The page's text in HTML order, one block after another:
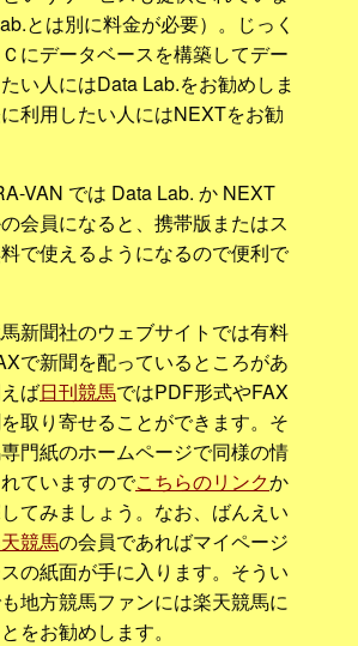
とは別に料金が必要）。じっく
にデータベースを構築してデー
い人にはData Lab.をお勧めしま
利用したい人にはNEXTをお勧
VAN では Data Lab. か NEXT
会員になると、携帯版またはス
で使えるようになるので便利で
新聞社のウェブサイトでは有料
で新聞を配っているところがあ
ば日刊競馬ではPDF形式やFAX
取り寄せることができます。そ
門紙のホームページで同様の情
ていますのでこちらのリンクか
てみましょう。なお、ばんえい
競馬の会員であればマイページ
の紙面が手に入ります。そうい
地方競馬ファンには楽天競馬に
をお勧めします。